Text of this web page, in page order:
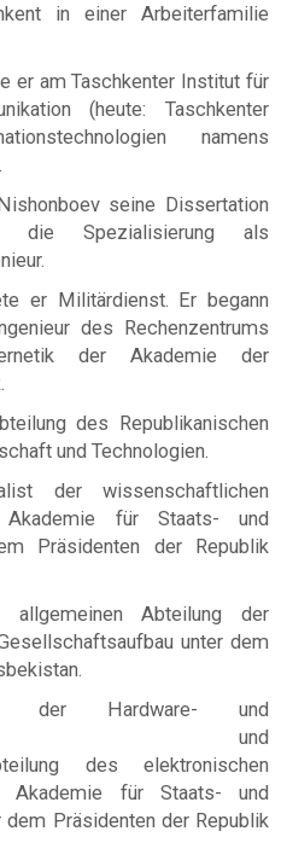
in einer Arbeiterfamilie
er am Taschkenter Institut für
(heute: Taschkenter
namens
seine Dissertation
die Spezialisierung als
er Militärdienst. Er begann
des Rechenzentrums
der Akademie der
des Republikanischen
und Technologien.
der wissenschaftlichen
Akademie für Staats- und
Präsidenten der Republik
Abteilung der
unter dem
der Hardware- und
und
des elektronischen
Akademie für Staats- und
Präsidenten der Republik